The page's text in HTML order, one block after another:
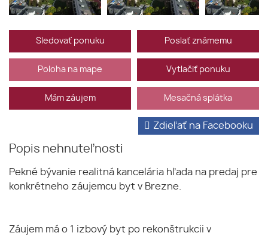
Sledovať ponuku Poslať známemu
Poloha na mape Vytlačiť ponuku
Mám záujem Mesačná splátka
Popis nehnuteľnosti
Zdieľať na Facebooku
Pekné bývanie realitná kancelária hľada na predaj pre
konkrétneho záujemcu byt v Brezne.
Záujem má o 1 izbový byt po rekonštrukcii v